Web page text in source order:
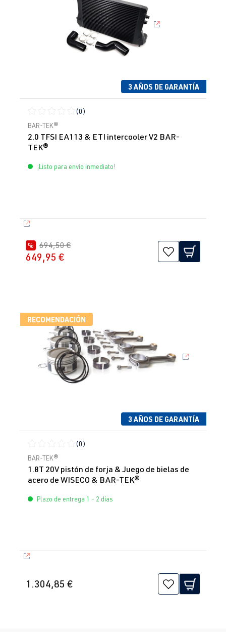
3 AÑOS DE GARANTÍA
Calificación promedio de 0 de 5 estrellas
(0)
BAR-TEK®
2.0 TFSI EA113 & ETI intercooler V2 BAR-
TEK®
¡Listo para envío inmediato!
% 694,50 €
649,95 €
RECOMENDACIÓN
3 AÑOS DE GARANTÍA
Calificación promedio de 0 de 5 estrellas
(0)
BAR-TEK®
1.8T 20V pistón de forja & Juego de bielas de
acero de WISECO & BAR-TEK®
Plazo de entrega 1 - 2 días
1.304,85 €